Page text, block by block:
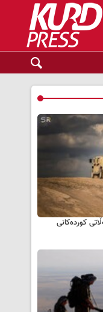
کوردەکانی